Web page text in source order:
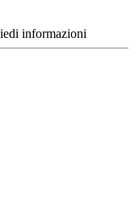
informazioni